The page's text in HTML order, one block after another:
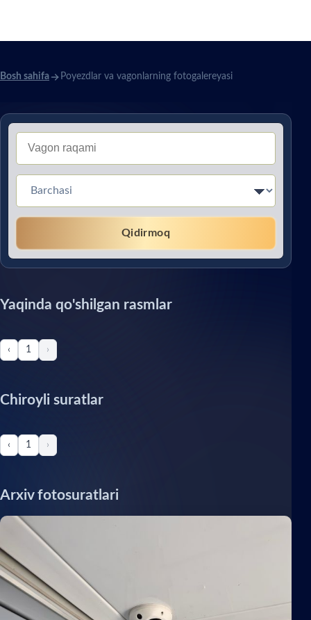
Bosh sahifa Poyezdlar va vagonlarning fotogalereyasi
Тип вагона (Без перевода)
Qidirmoq
Yaqinda qo'shilgan rasmlar
‹ 1 ›
Chiroyli suratlar
‹ 1 ›
Arxiv fotosuratlari